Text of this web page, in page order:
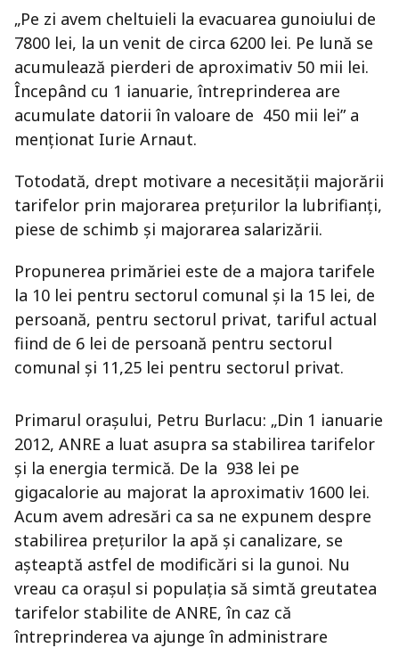
„Pe zi avem cheltuieli la evacuarea gunoiului de
7800 lei, la un venit de circa 6200 lei. Pe lună se
acumulează pierderi de aproximativ 50 mii lei.
Începând cu 1 ianuarie, întreprinderea are
acumulate datorii în valoare de 450 mii lei” a
menţionat Iurie Arnaut.
Totodată, drept motivare a necesităţii majorării
tarifelor prin majorarea preţurilor la lubrifianţi,
piese de schimb şi majorarea salarizării.
Propunerea primăriei este de a majora tarifele
la 10 lei pentru sectorul comunal şi la 15 lei, de
persoană, pentru sectorul privat, tariful actual
fiind de 6 lei de persoană pentru sectorul
comunal şi 11,25 lei pentru sectorul privat.
Primarul oraşului, Petru Burlacu: „Din 1 ianuarie
2012, ANRE a luat asupra sa stabilirea tarifelor
şi la energia termică. De la 938 lei pe
gigacalorie au majorat la aproximativ 1600 lei.
Acum avem adresări ca sa ne expunem despre
stabilirea preţurilor la apă şi canalizare, se
aşteaptă astfel de modificări si la gunoi. Nu
vreau ca oraşul si populaţia să simtă greutatea
tarifelor stabilite de ANRE, în caz că
întreprinderea va ajunge în administrare